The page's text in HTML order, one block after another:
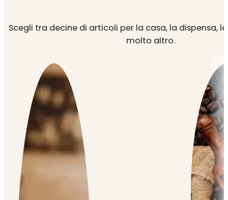
Scegli tra decine di articoli per la casa, la dispensa,
molto altro.